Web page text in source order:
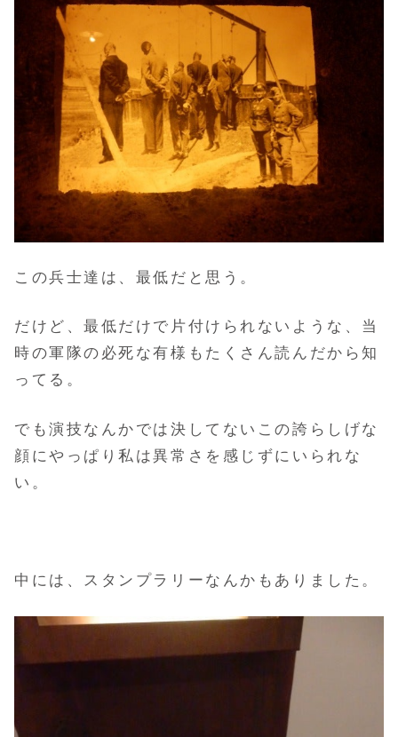
この兵士達は、最低だと思う。
だけど、最低だけで片付けられないような、当
時の軍隊の必死な有様もたくさん読んだから知
ってる。
でも演技なんかでは決してないこの誇らしげな
顔にやっぱり私は異常さを感じずにいられな
い。
中には、スタンプラリーなんかもありました。